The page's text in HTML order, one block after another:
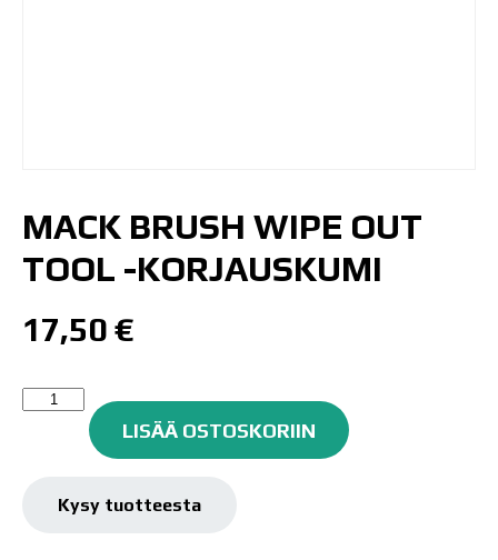
MACK BRUSH WIPE OUT
TOOL -KORJAUSKUMI
17,50 €
Mack
Tool
LISÄÄ OSTOSKORIIN
Kysy tuotteesta